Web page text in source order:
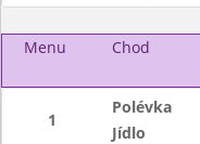
Menu Chod
1
Polévka
Jídlo